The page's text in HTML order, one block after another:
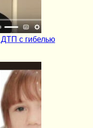
ДТП с гибелью